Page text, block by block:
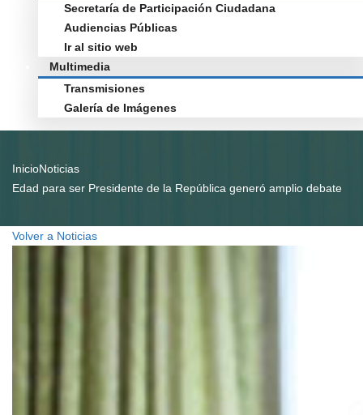
Secretaría de Participación Ciudadana
Audiencias Públicas
Ir al sitio web
Multimedia
Transmisiones
Galería de Imágenes
InicioNoticias
Edad para ser Presidente de la República generó amplio debate
Volver a Noticias